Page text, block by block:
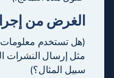
الغرض من
(هل تستخدم
مثل إرسال النشرات
سبيل المثال؟)